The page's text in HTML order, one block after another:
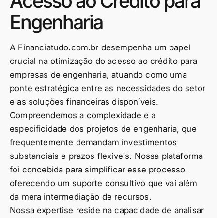
Engenharia
A Financiatudo.com.br desempenha um papel
crucial na otimização do acesso ao crédito para
empresas de engenharia, atuando como uma
ponte estratégica entre as necessidades do setor
e as soluções financeiras disponíveis.
Compreendemos a complexidade e a
especificidade dos projetos de engenharia, que
frequentemente demandam investimentos
substanciais e prazos flexíveis. Nossa plataforma
foi concebida para simplificar esse processo,
oferecendo um suporte consultivo que vai além
da mera intermediação de recursos.
Nossa expertise reside na capacidade de analisar